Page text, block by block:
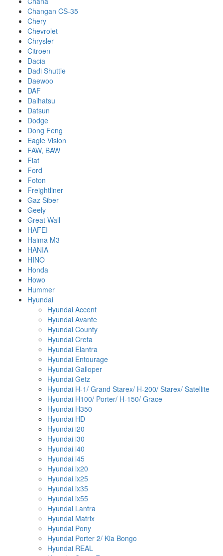
Changan CS-35
Chery
Chevrolet
Chrysler
Citroen
Dacia
Dadi Shuttle
Daewoo
DAF
Daihatsu
Datsun
Dodge
Dong Feng
Eagle Vision
FAW, BAW
Fiat
Ford
Foton
Freightliner
Gaz Siber
Geely
Great Wall
HAFEI
Haima M3
HANIA
HINO
Honda
Howo
Hummer
Hyundai
Hyundai Accent
Hyundai Avante
Hyundai County
Hyundai Creta
Hyundai Elantra
Hyundai Entourage
Hyundai Galloper
Hyundai Getz
Hyundai H-1/ Grand Starex/ H-200/ Starex/ Satellite
Hyundai H100/ Porter/ H-150/ Grace
Hyundai H350
Hyundai HD
Hyundai i20
Hyundai i30
Hyundai i40
Hyundai i45
Hyundai ix20
Hyundai ix25
Hyundai ix35
Hyundai ix55
Hyundai Lantra
Hyundai Matrix
Hyundai Pony
Hyundai Porter 2/ Kia Bongo
Hyundai REAL